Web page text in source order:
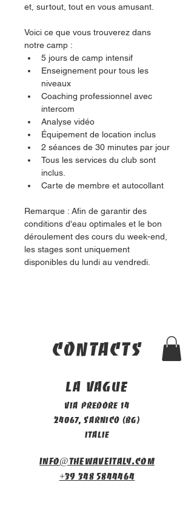
et, surtout, tout en vous amusant.
Voici ce que vous trouverez dans
notre camp :
5 jours de camp intensif
Enseignement pour tous les
niveaux
Coaching professionnel avec
intercom
Analyse vidéo
Équipement de location inclus
2 séances de 30 minutes par jour
Tous les services du club sont
inclus.
Carte de membre et autocollant
Remarque : Afin de garantir des
conditions d'eau optimales et le bon
déroulement des cours du week-end,
les stages sont uniquement
disponibles du lundi au vendredi.
contacts
La vague
Via Predore 14
24067, Sarnico (BG)
Italie
info@thewaveitaly.com
+39 348 5844464